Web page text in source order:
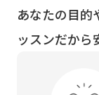
あなたの目的
ッスンだから